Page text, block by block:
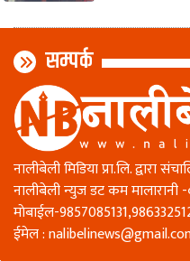
सम्पर्क
नालीबेली मिडिया प्रा.लि. द्वारा
नालीबेली न्युज डट कम मालारानी
माेबाईल-
ईमेल :